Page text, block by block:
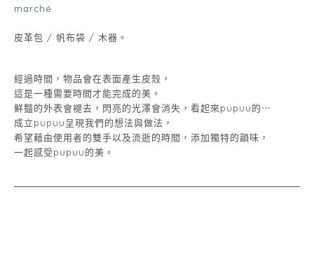
marché
皮革包 / 帆布袋 / 木器。
經過時間，物品會在表面產生皮殼，
這是一種需要時間才能完成的美。
鮮豔的外表會褪去，閃亮的光澤會消失，看起來pupuu的⋯
成立pupuu呈現我們的想法與做法，
希望藉由使用者的雙手以及流逝的時間，添加獨特的韻味，
一起感受pupuu的美。